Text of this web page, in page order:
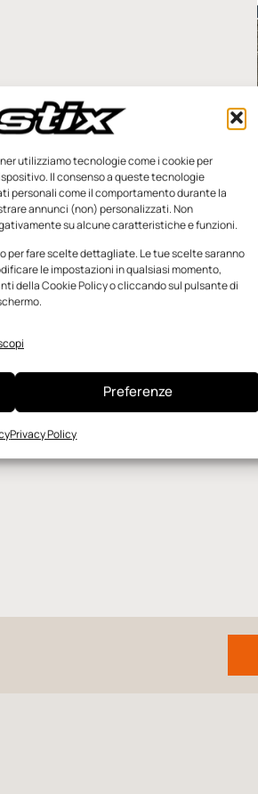
utilizziamo tecnologie come i cookie per
Il consenso a queste tecnologie
personali come il comportamento durante la
annunci (non) personalizzati. Non
su alcune caratteristiche e funzioni.
per fare scelte dettagliate. Le tue scelte saranno
le impostazioni in qualsiasi momento,
della Cookie Policy o cliccando sul pulsante di
Preferenze
Privacy Policy